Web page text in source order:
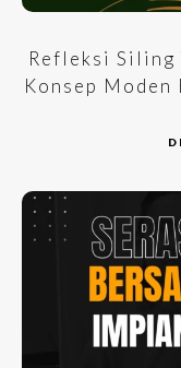
Refleksi Siling
Konsep Moden